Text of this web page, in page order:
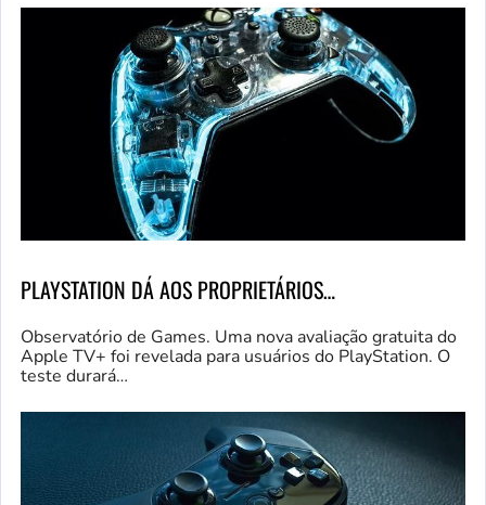
PLAYSTATION DÁ AOS PROPRIETÁRIOS…
Observatório de Games. Uma nova avaliação gratuita do
Apple TV+ foi revelada para usuários do PlayStation. O
teste durará…